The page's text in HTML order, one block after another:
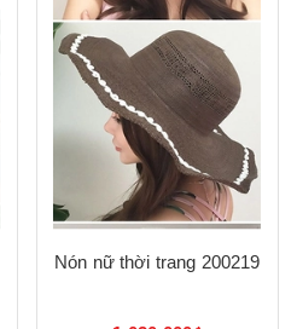
Nón nữ thời trang 200219